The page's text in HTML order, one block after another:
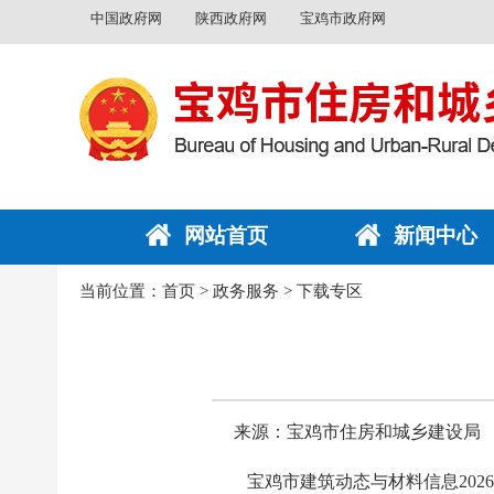
中国政府网 陕西政府网 宝鸡市政府网
网站首页 新闻中心
当前位置： 首页 > 政务服务 > 下载专区
来源：宝鸡市住房和城乡建设局
宝鸡市建筑动态与材料信息